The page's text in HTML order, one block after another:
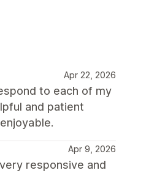
Apr 22, 2026
to each of my
and patient
Apr 9, 2026
responsive and